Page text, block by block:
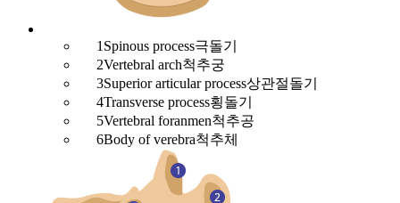
1 Spinous process극돌기
2Vertebral arch척추궁
3Superior articular process상관절돌기
4Transverse process횡돌기
5Vertebral foranmen척추공
6Body of verebra척추체